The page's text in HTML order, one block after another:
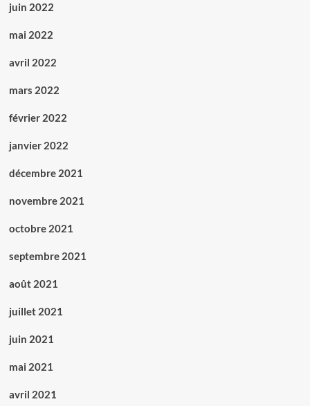
juin 2022
mai 2022
avril 2022
mars 2022
février 2022
janvier 2022
décembre 2021
novembre 2021
octobre 2021
septembre 2021
août 2021
juillet 2021
juin 2021
mai 2021
avril 2021